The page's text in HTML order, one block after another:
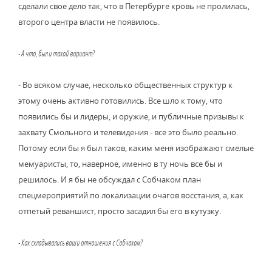
сделали свое дело так, что в Петербурге кровь не пролилась,
второго центра власти не появилось.
- А что, был и такой вариант?
- Во всяком случае, несколько общественных структур к
этому очень активно готовились. Все шло к тому, что
появились бы и лидеры, и оружие, и публичные призывы к
захвату Смольного и телевидения - все это было реально.
Потому если бы я был таков, каким меня изображают смелые
мемуаристы, то, наверное, именно в ту ночь все бы и
решилось. И я бы не обсуждал с Собчаком план
спецмероприятий по локализации очагов восстания, а, как
отпетый реваншист, просто засадил бы его в кутузку.
- Как складывались ваши отношения с Собчаком?